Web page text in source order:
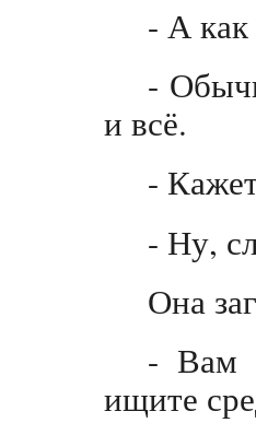
- А как
-
и всё.
-
- Ну,
Она
- Вам
ищите